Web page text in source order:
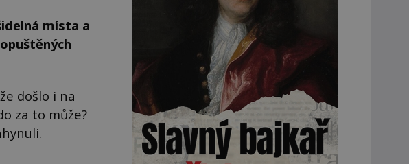
místa a
došlo i na
za to může?